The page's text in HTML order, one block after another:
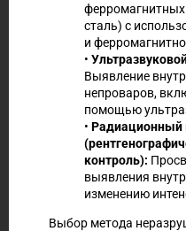
ферромагнитных
сталь) с
и
•
Выявление
непроваров,
помощью
• Радиационный
контроль):
выявления
изменению
Выбор метода